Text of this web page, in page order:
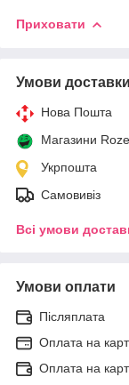
Приховати
Умови доставки
Нова Пошта
Магазини
Укрпошта
Самовивіз
Всі умови
Умови оплати
Післяплата
Оплата на
Оплата на